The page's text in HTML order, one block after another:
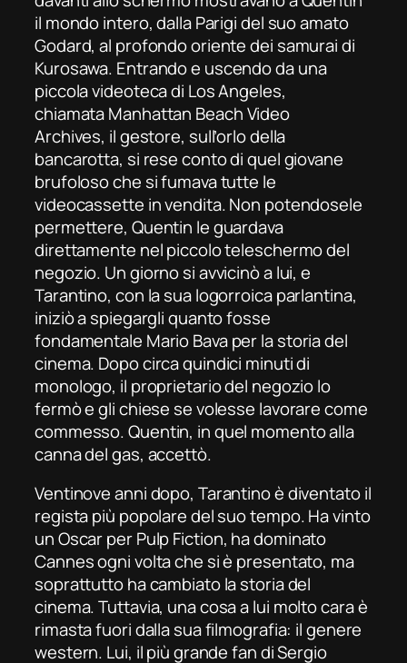
il mondo intero, dalla Parigi del suo amato
Godard, al profondo oriente dei samurai di
Kurosawa. Entrando e uscendo da una
piccola videoteca di Los Angeles,
chiamataManhattan Beach Video
Archives, il gestore, sull’orlo della
bancarotta, si rese conto di quel giovane
brufoloso che si fumava tutte le
videocassette in vendita. Non potendosele
permettere, Quentin le guardava
direttamente nel piccolo teleschermo del
negozio. Un giorno si avvicinò a lui, e
Tarantino, con la sua logorroica parlantina,
iniziò a spiegargli quanto fosse
fondamentale Mario Bava per la storia del
cinema. Dopo circa quindici minuti di
monologo, il proprietario del negozio lo
fermò e gli chiese se volesse lavorare come
commesso. Quentin, in quel momento alla
canna del gas, accettò.
Ventinove anni dopo, Tarantino è diventato il
regista più popolare del suo tempo. Ha vinto
unOscarperPulp Fiction, ha dominato
Cannes ogni volta che si è presentato, ma
soprattutto ha cambiato la storia del
cinema. Tuttavia, una cosa a lui molto cara è
rimasta fuori dalla sua filmografia: il genere
western. Lui, il più grande fan di Sergio